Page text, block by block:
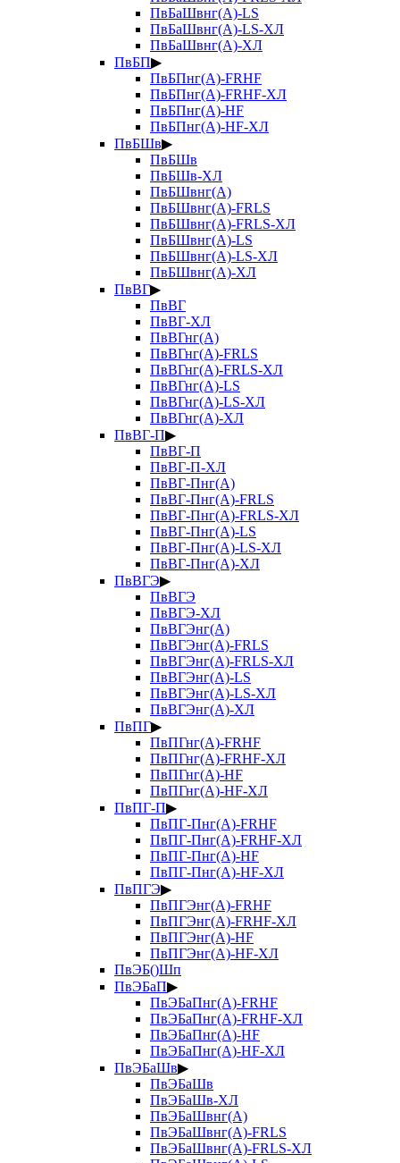
ПвБаШвнг(А)-LS
ПвБаШвнг(А)-LS-ХЛ
ПвБаШвнг(А)-ХЛ
ПвБП▶
ПвБПнг(А)-FRHF
ПвБПнг(А)-FRHF-ХЛ
ПвБПнг(А)-HF
ПвБПнг(А)-HF-ХЛ
ПвБШв▶
ПвБШв
ПвБШв-ХЛ
ПвБШвнг(А)
ПвБШвнг(А)-FRLS
ПвБШвнг(А)-FRLS-ХЛ
ПвБШвнг(А)-LS
ПвБШвнг(А)-LS-ХЛ
ПвБШвнг(А)-ХЛ
ПвВГ▶
ПвВГ
ПвВГ-ХЛ
ПвВГнг(А)
ПвВГнг(А)-FRLS
ПвВГнг(А)-FRLS-ХЛ
ПвВГнг(А)-LS
ПвВГнг(А)-LS-ХЛ
ПвВГнг(А)-ХЛ
ПвВГ-П▶
ПвВГ-П
ПвВГ-П-ХЛ
ПвВГ-Пнг(А)
ПвВГ-Пнг(А)-FRLS
ПвВГ-Пнг(А)-FRLS-ХЛ
ПвВГ-Пнг(А)-LS
ПвВГ-Пнг(А)-LS-ХЛ
ПвВГ-Пнг(А)-ХЛ
ПвВГЭ▶
ПвВГЭ
ПвВГЭ-ХЛ
ПвВГЭнг(А)
ПвВГЭнг(А)-FRLS
ПвВГЭнг(А)-FRLS-ХЛ
ПвВГЭнг(А)-LS
ПвВГЭнг(А)-LS-ХЛ
ПвВГЭнг(А)-ХЛ
ПвПГ▶
ПвПГнг(А)-FRHF
ПвПГнг(А)-FRHF-ХЛ
ПвПГнг(А)-HF
ПвПГнг(А)-HF-ХЛ
ПвПГ-П▶
ПвПГ-Пнг(А)-FRHF
ПвПГ-Пнг(А)-FRHF-ХЛ
ПвПГ-Пнг(А)-HF
ПвПГ-Пнг(А)-HF-ХЛ
ПвПГЭ▶
ПвПГЭнг(А)-FRHF
ПвПГЭнг(А)-FRHF-ХЛ
ПвПГЭнг(А)-HF
ПвПГЭнг(А)-HF-ХЛ
ПвЭБ()Шп
ПвЭБаП▶
ПвЭБаПнг(А)-FRHF
ПвЭБаПнг(А)-FRHF-ХЛ
ПвЭБаПнг(А)-HF
ПвЭБаПнг(А)-HF-ХЛ
ПвЭБаШв▶
ПвЭБаШв
ПвЭБаШв-ХЛ
ПвЭБаШвнг(А)
ПвЭБаШвнг(А)-FRLS
ПвЭБаШвнг(А)-FRLS-ХЛ